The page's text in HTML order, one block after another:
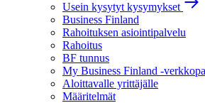
Usein kysytyt kysymykset
Business Finland
Rahoituksen asiointipalvelu
Rahoitus
BF tunnus
My Business Finland -
Aloittavalle yrittäjälle
Määritelmät